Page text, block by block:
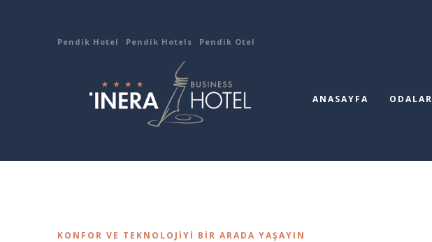
Pendik Hotel Pendik Hotels Pendik Otel
ANASAYFA ODALAR
KONFOR VE TEKNOLOJIYI BIR ARADA YAŞAYIN